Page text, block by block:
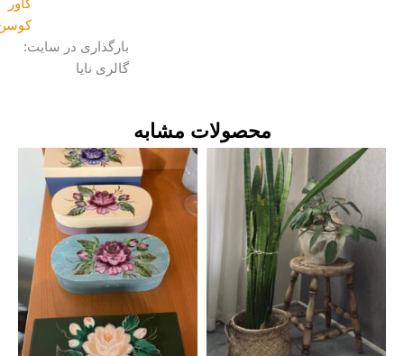
کاور
کوسن
بارگذاری در سایت:
گالری نایا
محصولات مشابه